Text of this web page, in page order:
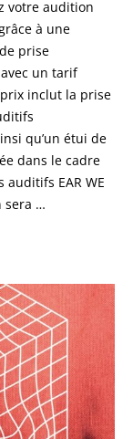
votre audition
à une
prise
un tarif
prix inclut la prise
qu’un étui de
dans le cadre
EAR WE
sera …